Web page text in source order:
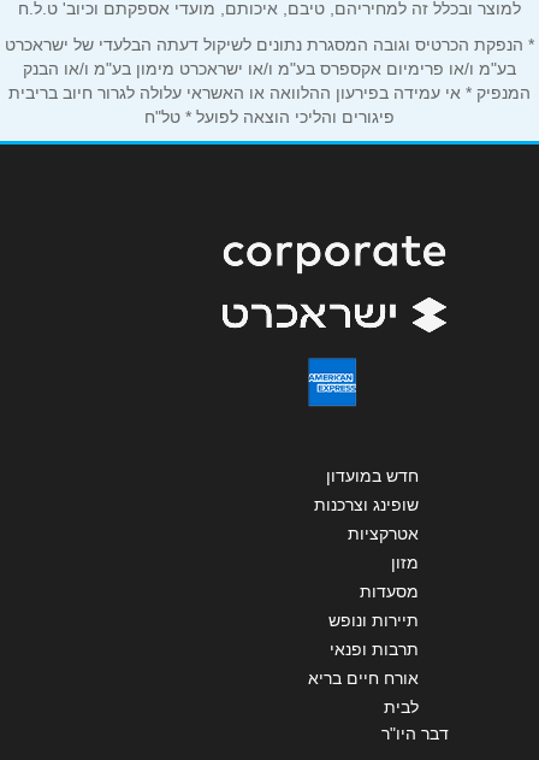
אנא חזרו אלי בקשר ל...
שליחה
למוצר ובכלל זה למחיריהם, טיבם, איכותם, מועדי אספקתם וכיוב' ט.ל.ח
* הנפקת הכרטיס וגובה המסגרת נתונים לשיקול דעתה הבלעדי של ישראכרט
בע"מ ו/או פרימיום אקספרס בע"מ ו/או ישראכרט מימון בע"מ ו/או הבנק
המנפיק * אי עמידה בפירעון ההלוואה או האשראי עלולה לגרור חיוב בריבית
פיגורים והליכי הוצאה לפועל * טל"ח
חדש במועדון
שופינג וצרכנות
אטרקציות
מזון
מסעדות
תיירות ונופש
תרבות ופנאי
אורח חיים בריא
לבית
דבר היו"ר